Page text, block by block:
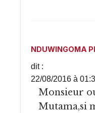
NDUWINGOMA
dit :
22/08/2016 à
Monsieur ou madame
Mutama,si